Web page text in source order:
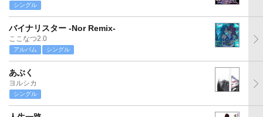
シングル
バイナリスター -Nor Remix-
ここなつ2.0
アルバム シングル
あぶく
ヨルシカ
シングル